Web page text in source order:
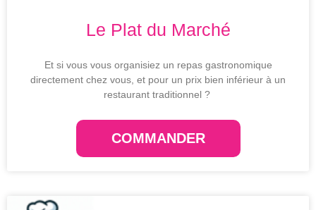
Le Plat du Marché
Et si vous vous organisiez un repas gastronomique
directement chez vous, et pour un prix bien inférieur à un
restaurant traditionnel ?
COMMANDER